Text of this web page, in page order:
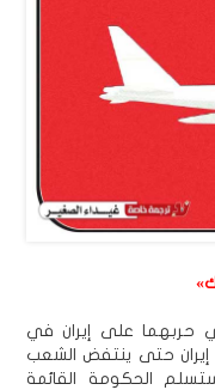
في حربهما على إيران في
حتى ينتفض الشعب
الحكومة القائمة